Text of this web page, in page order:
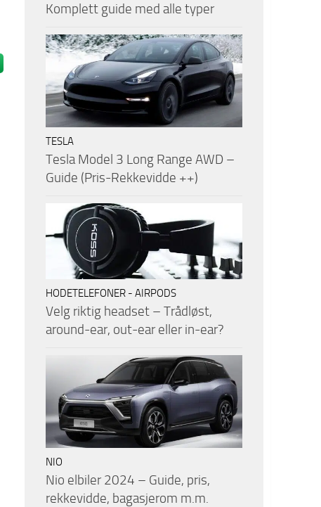
Komplett guide med alle typer
TESLA
Tesla Model 3 Long Range AWD –
Guide (Pris-Rekkevidde ++)
HODETELEFONER - AIRPODS
Velg riktig headset – Trådløst,
around-ear, out-ear eller in-ear?
NIO
Nio elbiler 2024 – Guide, pris,
rekkevidde, bagasjerom m.m.